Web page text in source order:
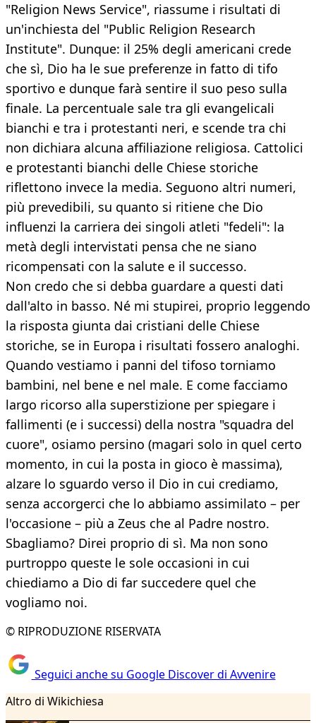
"Religion News Service", riassume i risultati di
un'inchiesta del "Public Religion Research
Institute". Dunque: il 25% degli americani crede
che sì, Dio ha le sue preferenze in fatto di tifo
sportivo e dunque farà sentire il suo peso sulla
finale. La percentuale sale tra gli evangelicali
bianchi e tra i protestanti neri, e scende tra chi
non dichiara alcuna affiliazione religiosa. Cattolici
e protestanti bianchi delle Chiese storiche
riflettono invece la media. Seguono altri numeri,
più prevedibili, su quanto si ritiene che Dio
influenzi la carriera dei singoli atleti "fedeli": la
metà degli intervistati pensa che ne siano
ricompensati con la salute e il successo.
Non credo che si debba guardare a questi dati
dall'alto in basso. Né mi stupirei, proprio leggendo
la risposta giunta dai cristiani delle Chiese
storiche, se in Europa i risultati fossero analoghi.
Quando vestiamo i panni del tifoso torniamo
bambini, nel bene e nel male. E come facciamo
largo ricorso alla superstizione per spiegare i
fallimenti (e i successi) della nostra "squadra del
cuore", osiamo persino (magari solo in quel certo
momento, in cui la posta in gioco è massima),
alzare lo sguardo verso il Dio in cui crediamo,
senza accorgerci che lo abbiamo assimilato – per
l'occasione – più a Zeus che al Padre nostro.
Sbagliamo? Direi proprio di sì. Ma non sono
purtroppo queste le sole occasioni in cui
chiediamo a Dio di far succedere quel che
vogliamo noi.
© RIPRODUZIONE RISERVATA
Seguici anche su Google Discover di Avvenire
Altro di Wikichiesa